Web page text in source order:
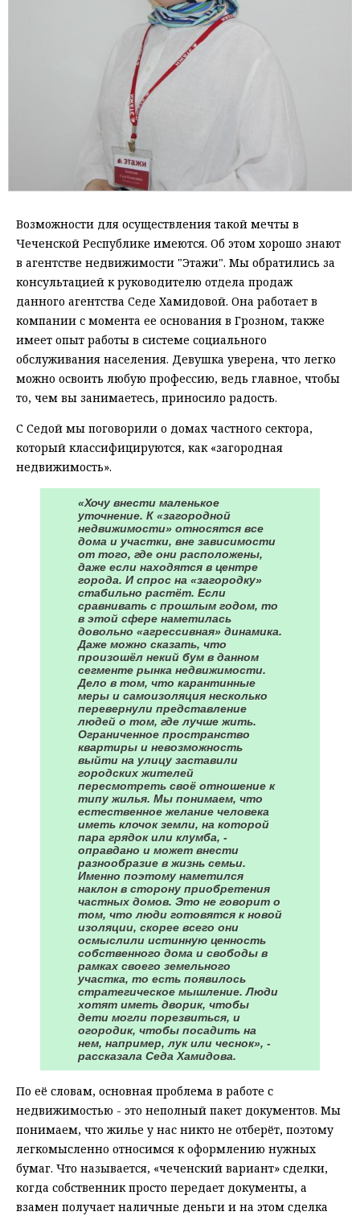
Возможности для осуществления такой мечты в
Чеченской Республике имеются. Об этом хорошо знают
в агентстве недвижимости "Этажи". Мы обратились за
консультацией к руководителю отдела продаж
данного агентства Седе Хамидовой. Она работает в
компании с момента ее основания в Грозном, также
имеет опыт работы в системе социального
обслуживания населения. Девушка уверена, что легко
можно освоить любую профессию, ведь главное, чтобы
то, чем вы занимаетесь, приносило радость.
С Седой мы поговорили о домах частного сектора,
который классифицируются, как «загородная
недвижимость».
«Хочу внести маленькое
уточнение. К «загородной
недвижимости» относятся все
дома и участки, вне зависимости
от того, где они расположены,
даже если находятся в центре
города. И спрос на «загородку»
стабильно растёт. Если
сравнивать с прошлым годом, то
в этой сфере наметилась
довольно «агрессивная» динамика.
Даже можно сказать, что
произошёл некий бум в данном
сегменте рынка недвижимости.
Дело в том, что карантинные
меры и самоизоляция несколько
перевернули представление
людей о том, где лучше жить.
Ограниченное пространство
квартиры и невозможность
выйти на улицу заставили
городских жителей
пересмотреть своё отношение к
типу жилья. Мы понимаем, что
естественное желание человека
иметь клочок земли, на которой
пара грядок или клумба, -
оправдано и может внести
разнообразие в жизнь семьи.
Именно поэтому наметился
наклон в сторону приобретения
частных домов. Это не говорит о
том, что люди готовятся к новой
изоляции, скорее всего они
осмыслили истинную ценность
собственного дома и свободы в
рамках своего земельного
участка, то есть появилось
стратегическое мышление. Люди
хотят иметь дворик, чтобы
дети могли порезвиться, и
огородик, чтобы посадить на
нем, например, лук или чеснок», -
рассказала Седа Хамидова.
По её словам, основная проблема в работе с
недвижимостью - это неполный пакет документов. Мы
понимаем, что жилье у нас никто не отберёт, поэтому
легкомысленно относимся к оформлению нужных
бумаг. Что называется, «чеченский вариант» сделки,
когда собственник просто передает документы, а
взамен получает наличные деньги и на этом сделка